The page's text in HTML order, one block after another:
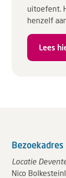
uitoefent.
henzelf
Lees
Bezoekadres
Locatie
Nico